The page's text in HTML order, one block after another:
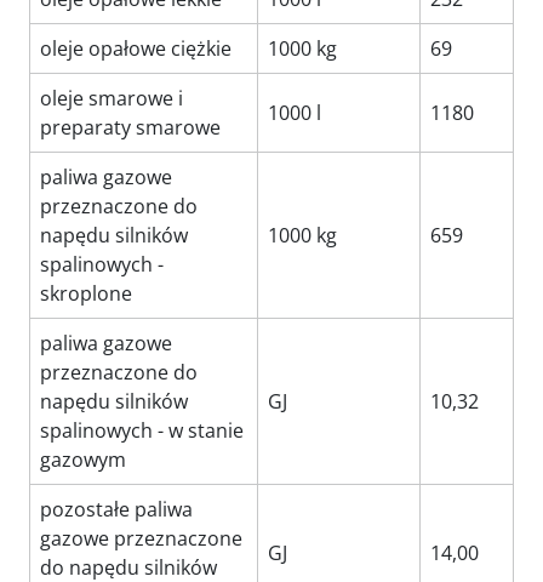
oleje opałowe ciężkie
1000 kg
69
oleje smarowe i
preparaty smarowe
1000 l 1180
paliwa gazowe
przeznaczone do
napędu silników
spalinowych -
skroplone
1000 kg 659
paliwa gazowe
przeznaczone do
napędu silników
spalinowych - w stanie
gazowym
GJ 10,32
pozostałe paliwa
gazowe przeznaczone
do napędu silników
GJ 14,00